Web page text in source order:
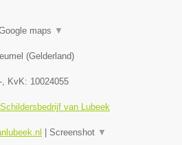
maps ▼
(Gelderland)
- , KvK: 10024055
van Lubeek
| Screenshot ▼